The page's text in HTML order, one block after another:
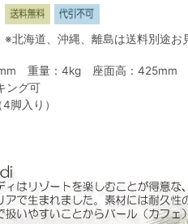
※北海道、沖縄、離島は送料別途お
重量：4kg 座面高：425mm
ング可
脚入り）